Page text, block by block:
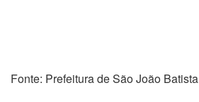
Fonte: Prefeitura de São João Batista